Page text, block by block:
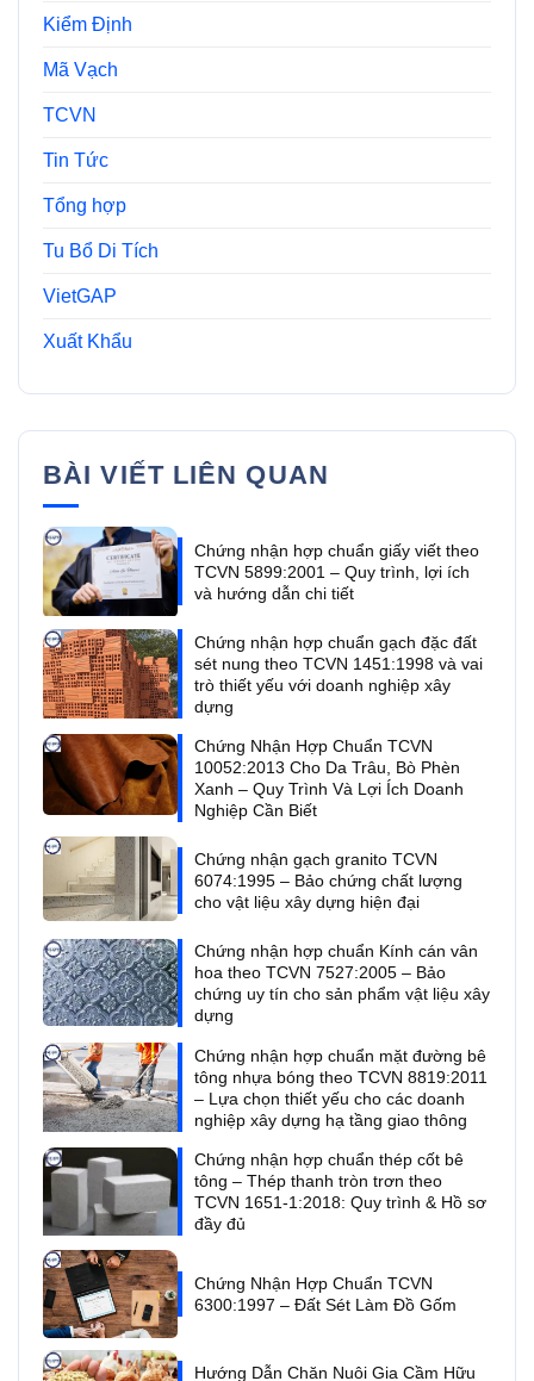
Kiểm Định
Mã Vạch
TCVN
Tin Tức
Tổng hợp
Tu Bổ Di Tích
VietGAP
Xuất Khẩu
BÀI VIẾT LIÊN QUAN
Chứng nhận hợp chuẩn giấy viết theo
TCVN 5899:2001 – Quy trình, lợi ích
và hướng dẫn chi tiết
Chứng nhận hợp chuẩn gạch đặc đất
sét nung theo TCVN 1451:1998 và vai
trò thiết yếu với doanh nghiệp xây
dựng
Chứng Nhận Hợp Chuẩn TCVN
10052:2013 Cho Da Trâu, Bò Phèn
Xanh – Quy Trình Và Lợi Ích Doanh
Nghiệp Cần Biết
Chứng nhận gạch granito TCVN
6074:1995 – Bảo chứng chất lượng
cho vật liệu xây dựng hiện đại
Chứng nhận hợp chuẩn Kính cán vân
hoa theo TCVN 7527:2005 – Bảo
chứng uy tín cho sản phẩm vật liệu xây
dựng
Chứng nhận hợp chuẩn mặt đường bê
tông nhựa bóng theo TCVN 8819:2011
– Lựa chọn thiết yếu cho các doanh
nghiệp xây dựng hạ tầng giao thông
Chứng nhận hợp chuẩn thép cốt bê
tông – Thép thanh tròn trơn theo
TCVN 1651-1:2018: Quy trình & Hồ sơ
đầy đủ
Chứng Nhận Hợp Chuẩn TCVN
6300:1997 – Đất Sét Làm Đồ Gốm
Hướng Dẫn Chăn Nuôi Gia Cầm Hữu